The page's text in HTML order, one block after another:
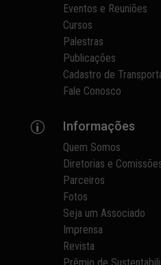
Eventos e Reuniões
Cursos
Palestras
Publicações
Cadastro de
Fale Conosco
p Informações
Quem Somos
Diretorias e
Parceiros
Fotos
Seja um Associado
Imprensa
Revista